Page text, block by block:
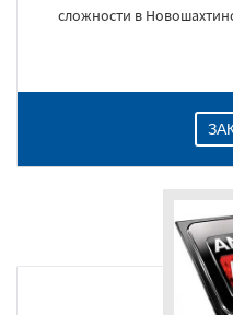
сложности в